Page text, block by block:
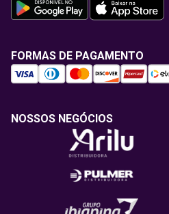
FORMAS DE PAGAMENTO
NOSSOS NEGÓCIOS